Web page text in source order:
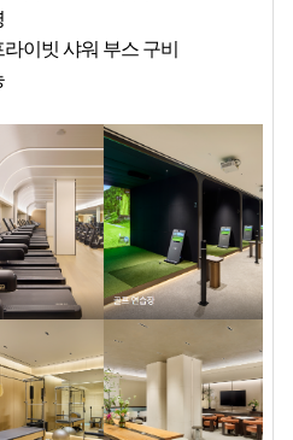
이빗 샤워 부스 구비